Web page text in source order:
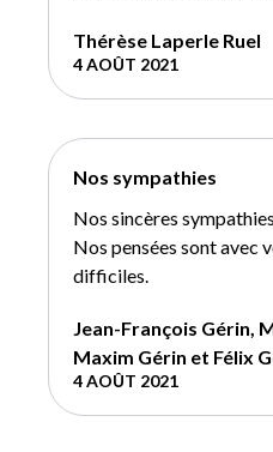
Thérèse Laperle Ruel
4 AOÛT 2021
Nos sympathies
Nos sincères
Nos pensées sont avec
difficiles.
Jean-François Gérin,
Maxim Gérin et Félix
4 AOÛT 2021